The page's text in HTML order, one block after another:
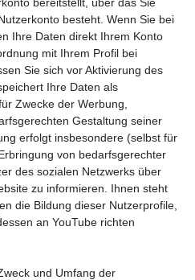
besteht. Wenn Sie bei
Ihre Daten direkt Ihrem Konto
mit Ihrem Profil bei
Sie sich vor Aktivierung des
Ihre Daten als
Zwecke der Werbung,
Gestaltung seiner
erfolgt insbesondere (selbst für
von bedarfsgerechter
des sozialen Netzwerks über
zu informieren. Ihnen steht
die Bildung dieser Nutzerprofile,
an YouTube richten
und Umfang der